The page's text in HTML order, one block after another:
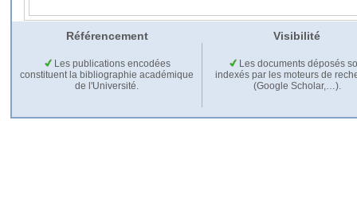
Référencement Visibilité
Les publications encodées
constituent la bibliographie académique
de l'Université.
Les documents déposés
indexés par les moteurs de
(Google Scholar,…).